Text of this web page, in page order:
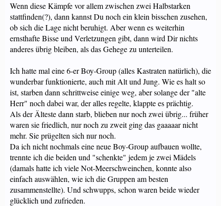
Wenn diese Kämpfe vor allem zwischen zwei Halbstarken
stattfinden(?), dann kannst Du noch ein klein bisschen zusehen,
ob sich die Lage nicht beruhigt. Aber wenn es weiterhin
ernsthafte Bisse und Verletzungen gibt, dann wird Dir nichts
anderes übrig bleiben, als das Gehege zu unterteilen.
Ich hatte mal eine 6-er Boy-Group (alles Kastraten natürlich), die
wunderbar funktionierte, auch mit Alt und Jung. Wie es halt so
ist, starben dann schrittweise einige weg, aber solange der "alte
Herr" noch dabei war, der alles regelte, klappte es prächtig.
Als der Älteste dann starb, blieben nur noch zwei übrig... früher
waren sie friedlich, nur noch zu zweit ging das gaaaaar nicht
mehr. Sie prügelten sich nur noch.
Da ich nicht nochmals eine neue Boy-Group aufbauen wollte,
trennte ich die beiden und "schenkte" jedem je zwei Mädels
(damals hatte ich viele Not-Meerschweinchen, konnte also
einfach auswählen, wie ich die Gruppen am besten
zusammenstellte). Und schwupps, schon waren beide wieder
glücklich und zufrieden.